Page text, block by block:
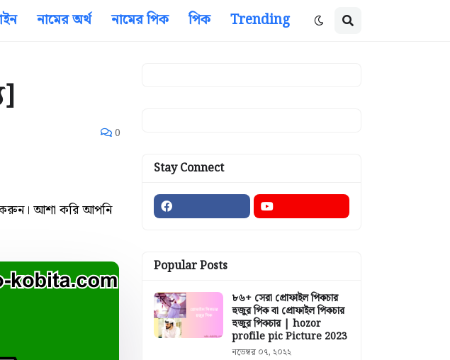
নামের অর্থ নামের পিক পিক Trending
0
করুন। আশা করি আপনি
Stay Connect
Popular Posts
৮৬+ সেরা প্রোফাইল পিকচার
হুজুর পিক বা প্রোফাইল পিকচার
হুজুর পিকচার | hozor
profile pic Picture 2023
নভেম্বর ০৭, ২০২২